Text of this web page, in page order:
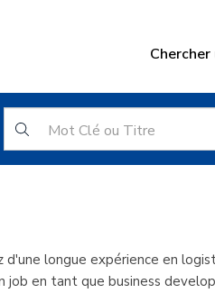
d'une longue expérience en
job en tant que business